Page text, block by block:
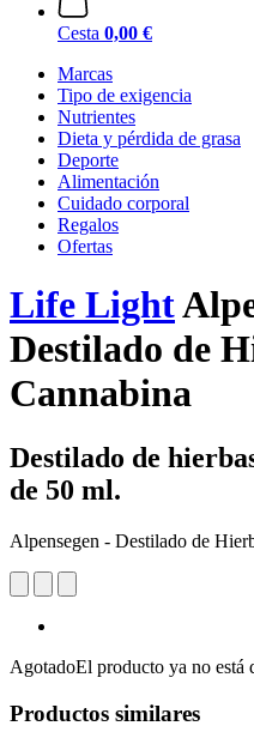
Cesta 0,00 €
Marcas
Tipo de exigencia
Nutrientes
Dieta y pérdida de grasa
Deporte
Alimentación
Cuidado corporal
Regalos
Ofertas
Life Light
Destilado de
Cannabina
Destilado de
de 50 ml.
Alpensegen - Destilado de
AgotadoEl producto ya no está
Productos similares